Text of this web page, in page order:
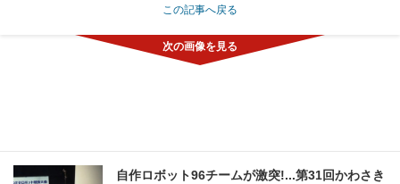
この記事へ戻る
自作ロボット96チームが激突!...第31回かわさき